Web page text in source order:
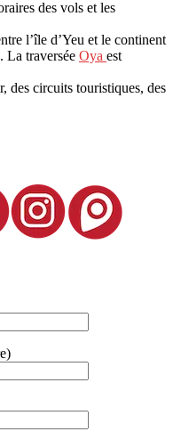
des vols et les
l’île d’Yeu et le continent
. La traversée Oya est
des circuits touristiques, des